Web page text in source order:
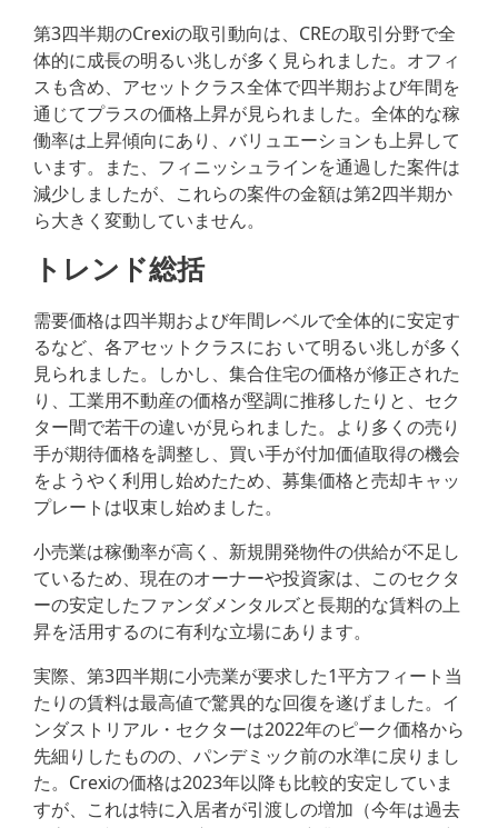
第3四半期のCrexiの取引動向は、CREの取引分野で全
体的に成長の明るい兆しが多く見られました。オフィ
スも含め、アセットクラス全体で四半期および年間を
通じてプラスの価格上昇が見られました。全体的な稼
働率は上昇傾向にあり、バリュエーションも上昇して
います。また、フィニッシュラインを通過した案件は
減少しましたが、これらの案件の金額は第2四半期か
ら大きく変動していません。
トレンド総括
需要価格は四半期および年間レベルで全体的に安定す
るなど、各アセットクラスにお いて明るい兆しが多く
見られました。しかし、集合住宅の価格が修正された
り、工業用不動産の価格が堅調に推移したりと、セク
ター間で若干の違いが見られました。より多くの売り
手が期待価格を調整し、買い手が付加価値取得の機会
をようやく利用し始めたため、募集価格と売却キャッ
プレートは収束し始めました。
小売業は稼働率が高く、新規開発物件の供給が不足し
ているため、現在のオーナーや投資家は、このセクタ
ーの安定したファンダメンタルズと長期的な賃料の上
昇を活用するのに有利な立場にあります。
実際、第3四半期に小売業が要求した1平方フィート当
たりの賃料は最高値で驚異的な回復を遂げました。イ
ンダストリアル・セクターは2022年のピーク価格から
先細りしたものの、パンデミック前の水準に戻りまし
た。Crexiの価格は2023年以降も比較的安定していま
すが、これは特に入居者が引渡しの増加（今年は過去